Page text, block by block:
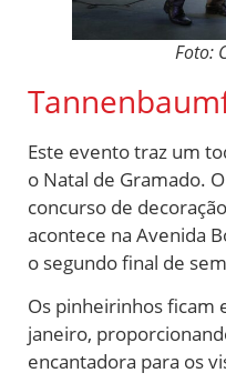
Foto:
Este evento traz um
o Natal de Gramado.
concurso de
acontece na Avenida
o segundo final de
Os pinheirinhos ficam
janeiro,
encantadora para os